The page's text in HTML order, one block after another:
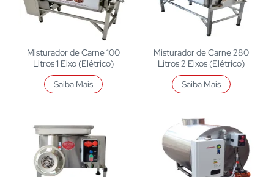
Misturador de Carne 100
Litros 1 Eixo (Elétrico)
Saiba Mais
Misturador de Carne 280
Litros 2 Eixos (Elétrico)
Saiba Mais